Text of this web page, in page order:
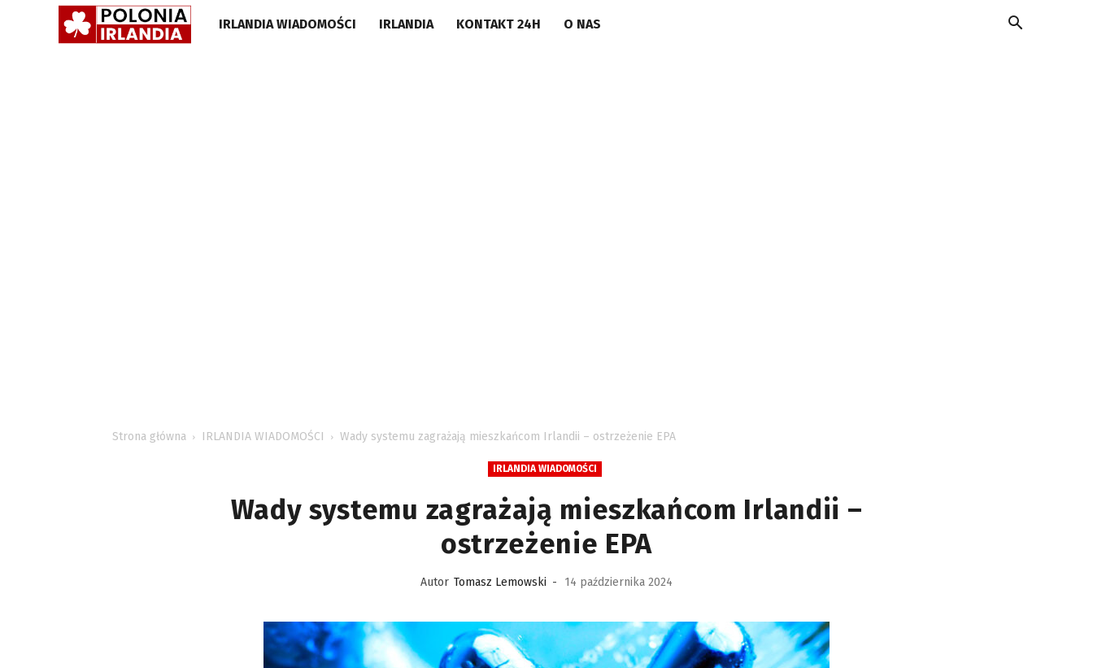
POLONIA
IRLANDIA WIADOMOŚCI IRLANDIA KONTAKT 24H O NAS
Strona główna IRLANDIA WIADOMOŚCI Wady systemu zagrażają mieszkańcom Irlandii – ostrzeżenie EPA
IRLANDIA WIADOMOŚCI
Wady systemu zagrażają mieszkańcom Irlandii –
ostrzeżenie EPA
Autor Tomasz Lemowski - 14 października 2024